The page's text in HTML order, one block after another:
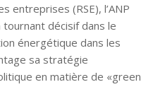
entreprises (RSE), l’ANP
tournant décisif dans le
énergétique dans les
sa stratégie
en matière de «green